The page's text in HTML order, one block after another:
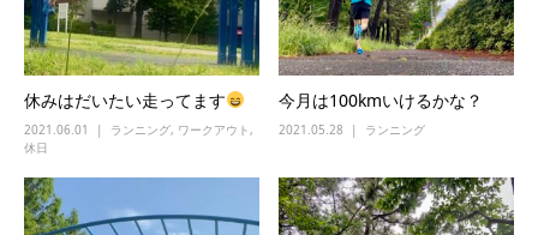
休みはだいたい走ってます
2021.06.01 ランニング, ワークアウト,
休日
今月は100kmいけるかな？
2021.05.28 ランニング